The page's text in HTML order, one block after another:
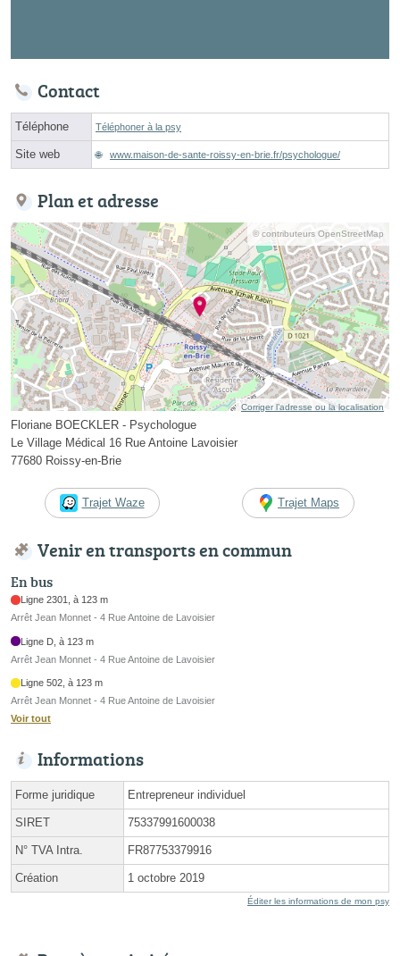
Contact
Téléphone Téléphoner à la psy
Site web www.maison-de-sante-roissy-en-brie.fr/psychologue/
Plan et adresse
© contributeurs OpenStreetMap
Corriger l’adresse ou la localisation
Floriane BOECKLER - Psychologue
Le Village Médical 16 Rue Antoine Lavoisier
77680 Roissy-en-Brie
Trajet Waze Trajet Maps
Venir en transports en commun
En bus
Ligne 2301, à 123 m
Arrêt Jean Monnet - 4 Rue Antoine de Lavoisier
Ligne D, à 123 m
Arrêt Jean Monnet - 4 Rue Antoine de Lavoisier
Ligne 502, à 123 m
Arrêt Jean Monnet - 4 Rue Antoine de Lavoisier
Voir tout
Informations
Forme juridique Entrepreneur individuel
SIRET 75337991600038
N° TVA Intra. FR87753379916
Création 1 octobre 2019
Éditer les informations de mon psy